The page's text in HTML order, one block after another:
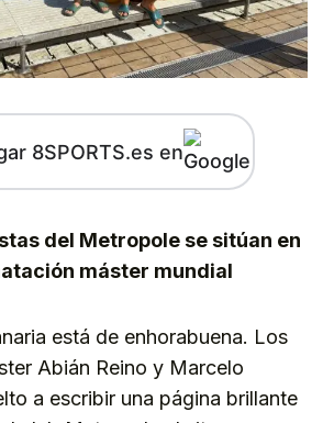
8SPORTS.es en
del Metropole se sitúan en
máster mundial
está de enhorabuena. Los
Abián Reino y Marcelo
a escribir una página brillante